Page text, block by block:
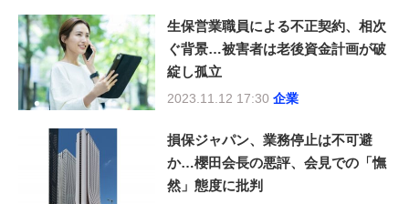
生保営業職員による不正契約、相次
ぐ背景…被害者は老後資金計画が破
綻し孤立
2023.11.12 17:30 企業
損保ジャパン、業務停止は不可避
か…櫻田会長の悪評、会見での「憮
然」態度に批判